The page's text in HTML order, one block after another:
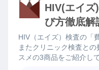
HIV(エイズ
び方徹底解
HIV（エイズ）検査の「
またクリニック検査と
スメの3商品をご紹介し